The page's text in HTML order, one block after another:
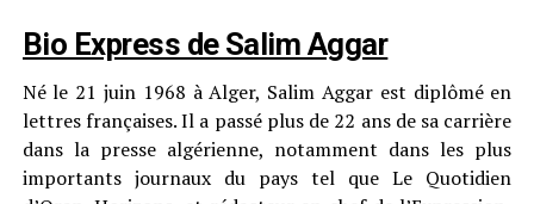
Bio Express de Salim Aggar
Né le 21 juin 1968 à Alger, Salim Aggar est diplômé en
lettres françaises. Il a passé plus de 22 ans de sa carrière
dans la presse algérienne, notamment dans les plus
importants journaux du pays tel que Le Quotidien